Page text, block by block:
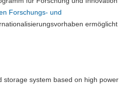
Forschungs- und
ermöglicht
storage system based on high power